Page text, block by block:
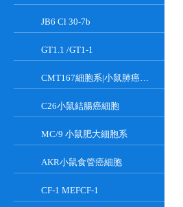
JB6 Cl 30-7b
GT1.1 /GT1-1
CMT167細胞系|小鼠肺癌細胞
C26小鼠結腸癌細胞
MC/9 小鼠肥大細胞系
AKR小鼠食管癌細胞
CF-1 MEFCF-1